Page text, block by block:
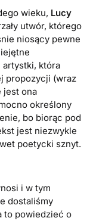
wieku, Lucy
utwór, którego
niosący pewne
artystki, która
propozycji (wraz
jest ona
określony
bo biorąc pod
jest niezwykle
poetycki sznyt.
i w tym
dostaliśmy
to powiedzieć o